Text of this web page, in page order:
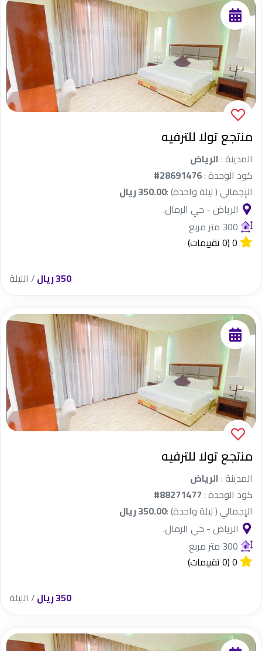
منتجع تولا للترفيه
المدينة : الرياض
كود الوحدة :#28691476
الإجمالي ( ليلة واحدة) :350.00 ريال
الرياض - حي الرمال.
300 متر مربع
0(0 تقييمات)
350 ريال / الليلة
منتجع تولا للترفيه
المدينة : الرياض
كود الوحدة :#88271477
الإجمالي ( ليلة واحدة) :350.00 ريال
الرياض - حي الرمال.
300 متر مربع
0(0 تقييمات)
350 ريال / الليلة